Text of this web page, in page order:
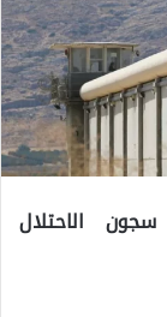
الاحتلال